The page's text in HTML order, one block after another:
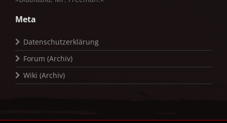
Meta
Datenschutzerklärung
Forum (Archiv)
Wiki (Archiv)